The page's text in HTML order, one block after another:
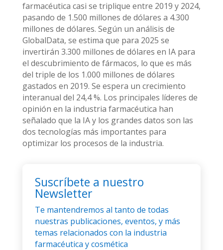
farmacéutica casi se triplique entre 2019 y 2024,
pasando de 1.500 millones de dólares a 4.300
millones de dólares. Según un análisis de
GlobalData, se estima que para 2025 se
invertirán 3.300 millones de dólares en IA para
el descubrimiento de fármacos, lo que es más
del triple de los 1.000 millones de dólares
gastados en 2019. Se espera un crecimiento
interanual del 24,4 %. Los principales líderes de
opinión en la industria farmacéutica han
señalado que la IA y los grandes datos son las
dos tecnologías más importantes para
optimizar los procesos de la industria.
Suscríbete a nuestro
Newsletter
Te mantendremos al tanto de todas
nuestras publicaciones, eventos, y más
temas relacionados con la industria
farmacéutica y cosmética